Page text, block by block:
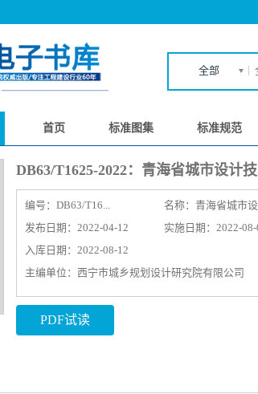
全部
首页 标准图集 标准规范
DB63/T1625-2022：青海省城市设计
编号： DB63/T16... 名称： 青海省城市
发布日期：2022-04-12
实施日期：2022-08-
入库日期：2022-08-12
主编单位：西宁市城乡规划设计研究院有限公司
PDF试读